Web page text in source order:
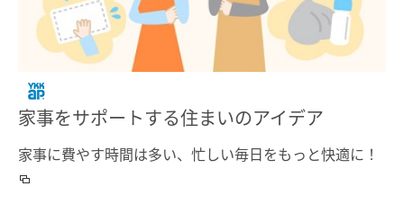
家事をサポートする住まいのアイデア
家事に費やす時間は多い、忙しい毎日をもっと快適に！